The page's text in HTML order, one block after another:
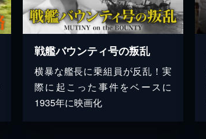
戦艦バウンティ号の叛乱
横暴な艦長に乗組員が反乱！実
際に起こった事件をベースに
1935年に映画化